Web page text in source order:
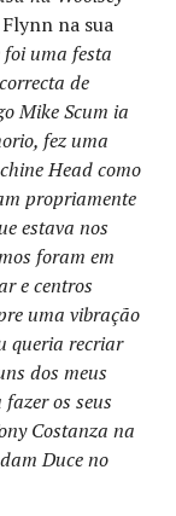
na sua
foi uma festa
de
Mike Scum ia
fez uma
Head como
propriamente
estava nos
foram em
e centros
uma vibração
queria recriar
dos meus
os seus
Costanza na
Duce no